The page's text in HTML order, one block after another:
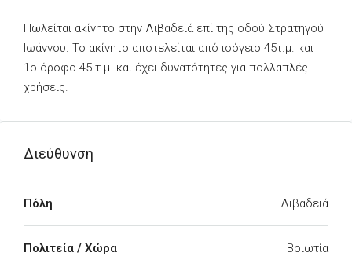
Πωλείται ακίνητο στην Λιβαδειά επί της οδού Στρατηγού
Ιωάννου. Το ακίνητο αποτελείται από ισόγειο 45τ.μ. και
1ο όροφο 45 τ.μ. και έχει δυνατότητες για πολλαπλές
χρήσεις.
Διεύθυνση
Πόλη Λιβαδειά
Πολιτεία / Χώρα Βοιωτία